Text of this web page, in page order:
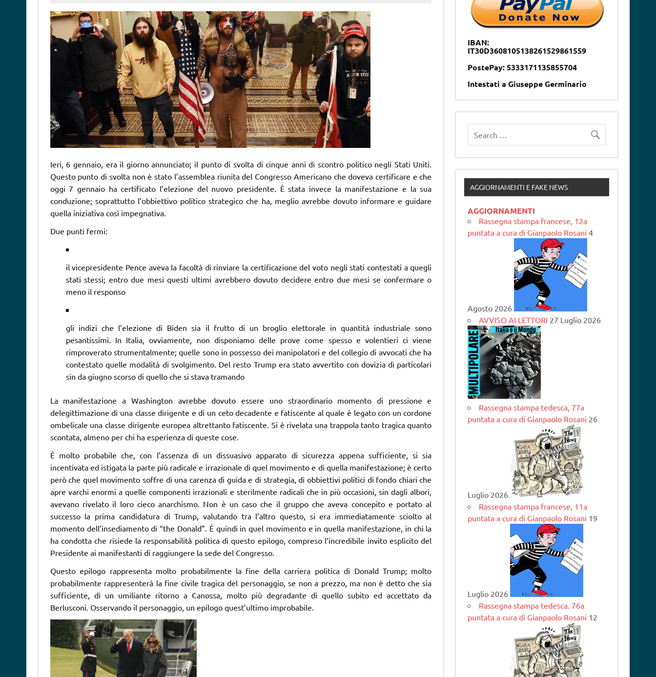
Ieri, 6 gennaio, era il giorno annunciato; il punto di svolta di cinque anni di scontro politico negli Stati Uniti.
Questo punto di svolta non è stato l’assemblea riunita del Congresso Americano che doveva certificare e che
oggi 7 gennaio ha certificato l’elezione del nuovo presidente. È stata invece la manifestazione e la sua
conduzione; soprattutto l’obbiettivo politico strategico che ha, meglio avrebbe dovuto informare e guidare
quella iniziativa così impegnativa.
Due punti fermi:
il vicepresidente Pence aveva la facoltà di rinviare la certificazione del voto negli stati contestati a quegli
stati stessi; entro due mesi questi ultimi avrebbero dovuto decidere entro due mesi se confermare o
meno il responso
gli indizi che l’elezione di Biden sia il frutto di un broglio elettorale in quantità industriale sono
pesantissimi. In Italia, ovviamente, non disponiamo delle prove come spesso e volentieri ci viene
rimproverato strumentalmente; quelle sono in possesso dei manipolatori e del collegio di avvocati che ha
contestato quelle modalità di svolgimento. Del resto Trump era stato avvertito con dovizia di particolari
sin da giugno scorso di quello che si stava tramando
La manifestazione a Washington avrebbe dovuto essere uno straordinario momento di pressione e
delegittimazione di una classe dirigente e di un ceto decadente e fatiscente al quale è legato con un cordone
ombelicale una classe dirigente europea altrettanto fatiscente. Si è rivelata una trappola tanto tragica quanto
scontata, almeno per chi ha esperienza di queste cose.
È molto probabile che, con l’assenza di un dissuasivo apparato di sicurezza appena sufficiente, si sia
incentivata ed istigata la parte più radicale e irrazionale di quel movimento e di quella manifestazione; è certo
però che quel movimento soffre di una carenza di guida e di strategia, di obbiettivi politici di fondo chiari che
apre varchi enormi a quelle componenti irrazionali e sterilmente radicali che in più occasioni, sin dagli albori,
avevano rivelato il loro cieco anarchismo. Non è un caso che il gruppo che aveva concepito e portato al
successo la prima candidatura di Trump, valutando tra l’altro questo, si era immediatamente sciolto al
momento dell’insediamento di “the Donald”. È quindi in quel movimento e in quella manifestazione, in chi la
ha condotta che risiede la responsabilità politica di questo epilogo, compreso l’incredibile invito esplicito del
Presidente ai manifestanti di raggiungere la sede del Congresso.
Questo epilogo rappresenta molto probabilmente la fine della carriera politica di Donald Trump; molto
probabilmente rappresenterà la fine civile tragica del personaggio, se non a prezzo, ma non è detto che sia
sufficiente, di un umiliante ritorno a Canossa, molto più degradante di quello subito ed accettato da
Berlusconi. Osservando il personaggio, un epilogo quest’ultimo improbabile.
IBAN:
IT30D3608105138261529861559
PostePay: 5333171135855704
Intestati a Giuseppe Germinario
AGGIORNAMENTI E FAKE NEWS
AGGIORNAMENTI
Rassegna stampa francese, 12a
puntata a cura di Gianpaolo Rosani 4
Agosto 2026
AVVISO AI LETTORI 27 Luglio 2026
Rassegna stampa tedesca, 77a
puntata a cura di Gianpaolo Rosani 26
Luglio 2026
Rassegna stampa francese, 11a
puntata a cura di Gianpaolo Rosani 19
Luglio 2026
Rassegna stampa tedesca. 76a
puntata a cura di Gianpaolo Rosani 12